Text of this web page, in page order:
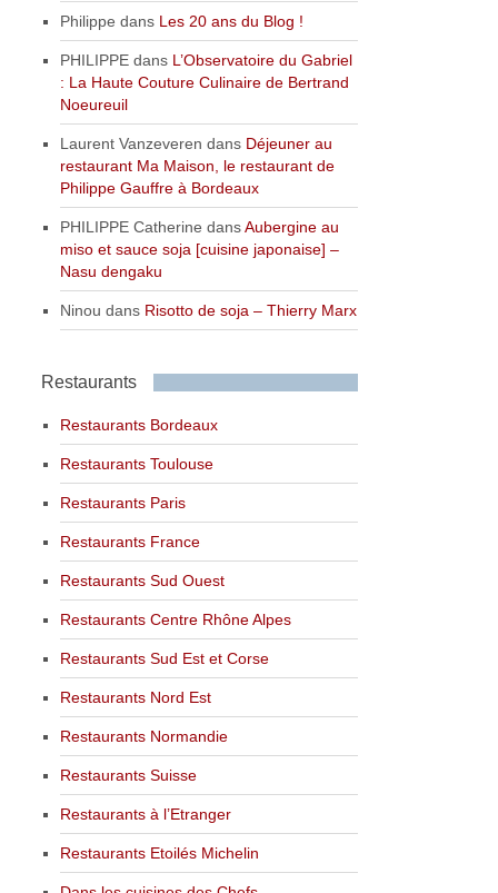
Philippe dans Les 20 ans du Blog !
PHILIPPE dans L’Observatoire du Gabriel
: La Haute Couture Culinaire de Bertrand
Noeureuil
Laurent Vanzeveren dans Déjeuner au
restaurant Ma Maison, le restaurant de
Philippe Gauffre à Bordeaux
PHILIPPE Catherine dansAubergine au
miso et sauce soja [cuisine japonaise] –
Nasu dengaku
Ninou dans Risotto de soja – Thierry Marx
Restaurants
Restaurants Bordeaux
Restaurants Toulouse
Restaurants Paris
Restaurants France
Restaurants Sud Ouest
Restaurants Centre Rhône Alpes
Restaurants Sud Est et Corse
Restaurants Nord Est
Restaurants Normandie
Restaurants Suisse
Restaurants à l’Etranger
Restaurants Etoilés Michelin